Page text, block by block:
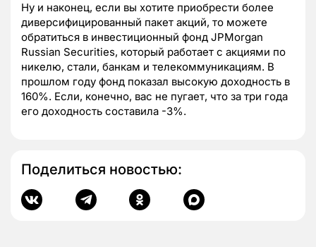
Ну и наконец, если вы хотите приобрести более
диверсифицированный пакет акций, то можете
обратиться в инвестиционный фонд JPMorgan
Russian Securities, который работает с акциями по
никелю, стали, банкам и телекоммуникациям. В
прошлом году фонд показал высокую доходность в
160%. Если, конечно, вас не пугает, что за три года
его доходность составила -3%.
Поделиться новостью: